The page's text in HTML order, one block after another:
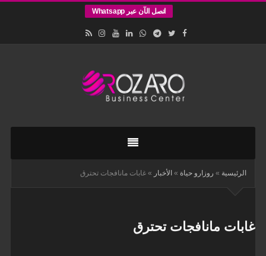
اتصل الآن عبر Whatsapp
وتأسيس
في
اسطنبول
الرئيسية » روزارو حياة » الأخبار » غابات مانافجات تحترق
غابات مانافجات تحترق